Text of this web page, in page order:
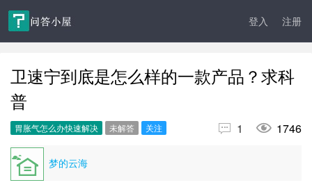
登入 注册
卫速宁到底是怎么样的一款产品？求科
普
胃胀气怎么办快速解决 未解答 关注  1  1746
梦的云海